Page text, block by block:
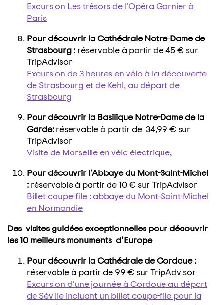
Excursion Les trésors de l'Opéra Garnier à
Paris
Pour découvrir la Cathédrale Notre-Dame de
Strasbourg : réservable à partir de 45 € sur
TripAdvisor
Excursion de 3 heures en vélo à la découverte
de Strasbourg et de Kehl, au départ de
Strasbourg
Pour découvrir la Basilique Notre-Dame de la
Garde: réservable à partir de 34,99 € sur
TripAdvisor
Visite de Marseille en vélo électrique,
Pour découvrir l’Abbaye du Mont-Saint-Michel
: réservable à partir de 10 € sur TripAdvisor
Billet coupe-file : abbaye du Mont-Saint-Michel
en Normandie
Des visites guidées exceptionnelles pour découvrir
les 10 meilleurs monuments d’Europe
Pour découvrir la Cathédrale de Cordoue :
réservable à partir de 99 € sur TripAdvisor
Excursion d'une journée à Cordoue au départ
de Séville incluant un billet coupe-file pour la